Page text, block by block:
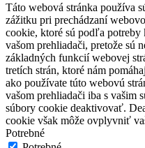
Táto webová stránka používa
zážitku pri prechádzaní
cookie, ktoré sú podľa potreby
vašom prehliadači, pretože sú
základných funkcií webovej
tretích strán, ktoré nám
ako používate túto webovú
vašom prehliadači iba s vašim
súbory cookie deaktivovať.
cookie však môže ovplyvniť
Potrebné